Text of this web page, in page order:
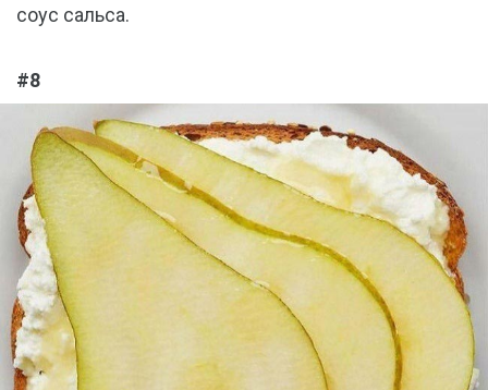
соус сальса.
#8